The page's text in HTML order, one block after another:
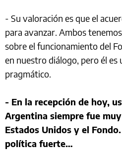
- Su valoración es que el
para avanzar. Ambos
sobre el funcionamiento del
en nuestro diálogo, pero él
pragmático.
- En la recepción de hoy,
Argentina siempre fue
Estados Unidos y el
política fuerte…